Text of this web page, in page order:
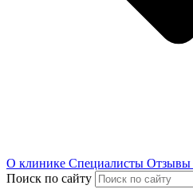
О клинике Специалисты Отзывы
Поиск по сайту